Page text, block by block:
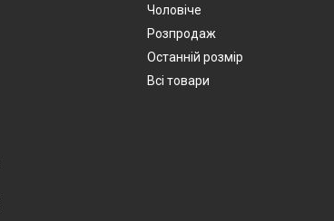
Чоловіче
Розпродаж
Останній розмір
Всі товари